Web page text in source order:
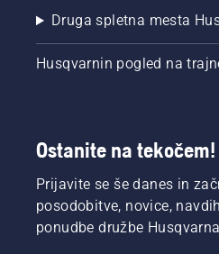
Druga spletna mesta
Husqvarnin pogled na
Ostanite na tekočem!
Prijavite se še danes in
posodobitve, novice,
ponudbe družbe